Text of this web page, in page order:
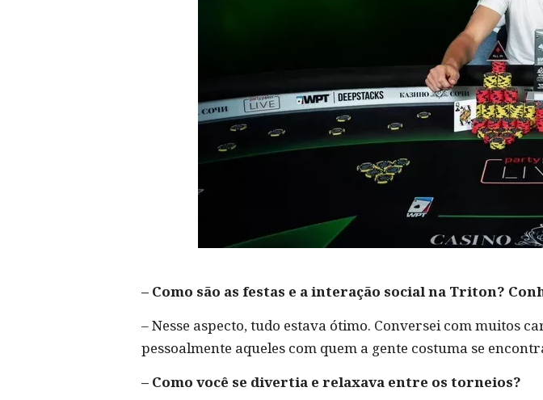
– Como são as festas e a interação social na Triton?
– Nesse aspecto, tudo estava ótimo. Conversei com muitos
pessoalmente aqueles com quem a gente costuma se
– Como você se divertia e relaxava entre os torneios?